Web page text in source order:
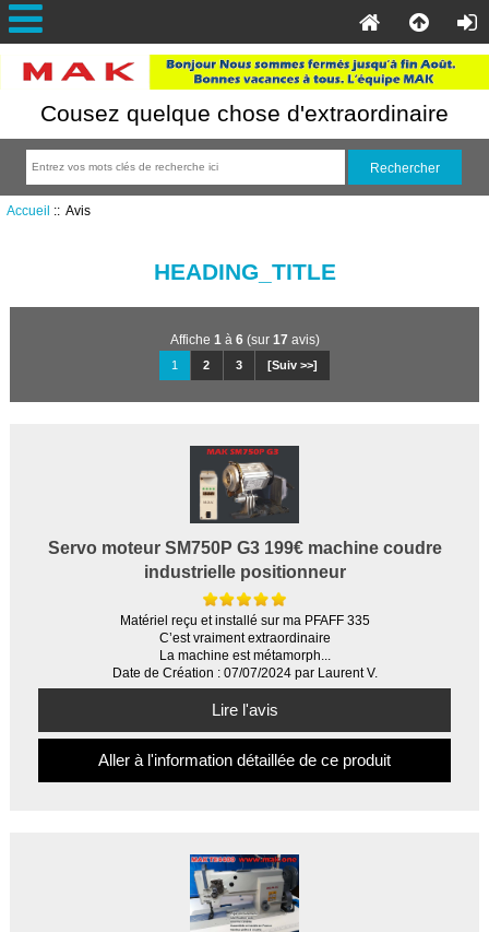
Cousez quelque chose d'extraordinaire
Accueil :: Avis
HEADING_TITLE
Affiche 1 à 6(sur 17 avis)
1 2 3 [Suiv >>]
Servo moteur SM750P G3 199€ machine coudre
industrielle positionneur
Matériel reçu et installé sur ma PFAFF 335
C’est vraiment extraordinaire
La machine est métamorph...
Date de Création : 07/07/2024 par Laurent V.
Lire l'avis
Aller à l'information détaillée de ce produit